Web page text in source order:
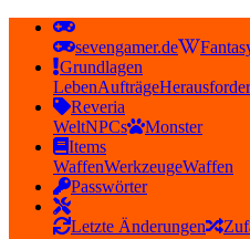
sevengamer.de
Grundlagen
LebenAufträge
Reveria
WeltNPCs
Monster
Items
WaffenWerkzeugeWaffen
Passwörter
Letzte Änderungen